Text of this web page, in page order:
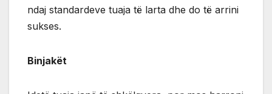
ndaj standardeve tuaja të larta dhe do të arrini
sukses.
Binjakët